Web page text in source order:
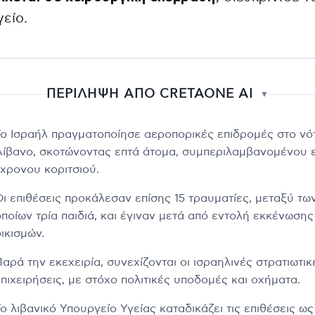
ΠΕΡΙΛΗΨΗ ΑΠΟ CRETAONE AI ▼
Ισραήλ πραγματοποίησε αεροπορικές επιδρομές στο
σκοτώνοντας επτά άτομα, συμπεριλαμβανομένου
κοριτσιού.
επιθέσεις προκάλεσαν επίσης 15 τραυματίες, μεταξύ
τρία παιδιά, και έγιναν μετά από εντολή εκκένωσης
την εκεχειρία, συνεχίζονται οι ισραηλινές
με στόχο πολιτικές υποδομές και οχήματα.
λιβανικό Υπουργείο Υγείας καταδικάζει τις επιθέσεις ως